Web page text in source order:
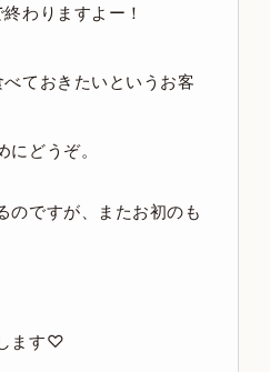
わりますよー！
ておきたいというお客
どうぞ。
のですが、またお初のも
ます♡